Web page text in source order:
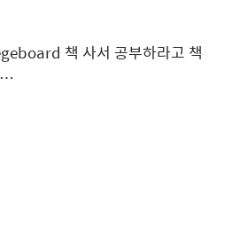
책 사서 공부하라고 책
…